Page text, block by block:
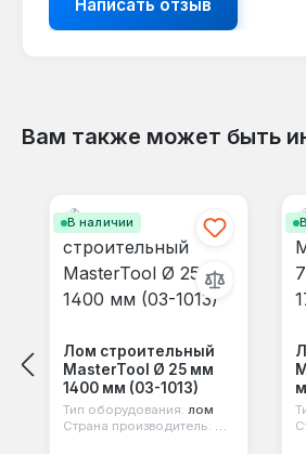
Написать отзыв
Вам также может быть
В наличии
Лом строительный
MasterTool Ø 25 мм
1400 мм (03-1013)
Тип оборудования: лом
Страна производитель: